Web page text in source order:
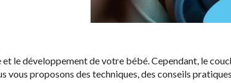
le développement de votre bébé. Cependant, le
vous proposons des techniques, des conseils